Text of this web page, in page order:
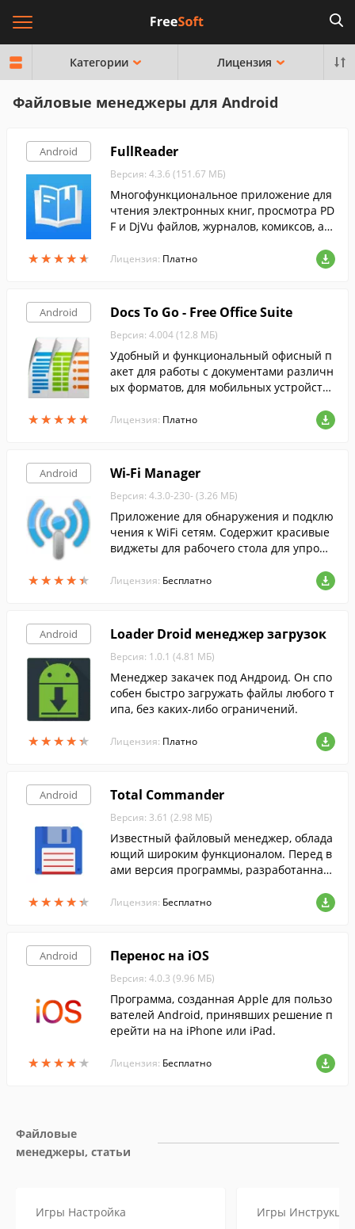
Категории Лицензия
Файловые менеджеры для Android
Android
★★★★★
★★★★★
FullReader
Версия: 4.3.6 (151.67 МБ)
Многофункциональное приложение для
чтения электронных книг, просмотра PD
F и DjVu файлов, журналов, комиксов, а т
ы с документами.
Лицензия: Платно
Android
★★★★★
★★★★★
Docs To Go - Free Office Suite
Версия: 4.004 (12.8 МБ)
Удобный и функциональный офисный п
акет для работы с документами различн
ых форматов, для мобильных устройств
Лицензия: Платно
Android
★★★★★
★★★★★
Wi-Fi Manager
Версия: 4.3.0-230- (3.26 МБ)
Приложение для обнаружения и подклю
чения к WiFi сетям. Содержит красивые
виджеты для рабочего стола для упрощ
Лицензия: Бесплатно
Android
★★★★★
★★★★★
Loader Droid менеджер загрузок
Версия: 1.0.1 (4.81 МБ)
Менеджер закачек под Андроид. Он спо
собен быстро загружать файлы любого т
ипа, без каких-либо ограничений.
Лицензия: Платно
Android
★★★★★
★★★★★
Total Commander
Версия: 3.61 (2.98 МБ)
Известный файловый менеджер, облада
ющий широким функционалом. Перед в
ами версия программы, разработанная
Лицензия: Бесплатно
Android
★★★★★
★★★★★
Перенос на iOS
Версия: 4.0.3 (9.96 МБ)
Программа, созданная Apple для пользо
вателей Android, принявших решение п
ерейти на на iPhone или iPad.
Лицензия: Бесплатно
Файловые
менеджеры, статьи
Игры Настройка
Игры Инструкции